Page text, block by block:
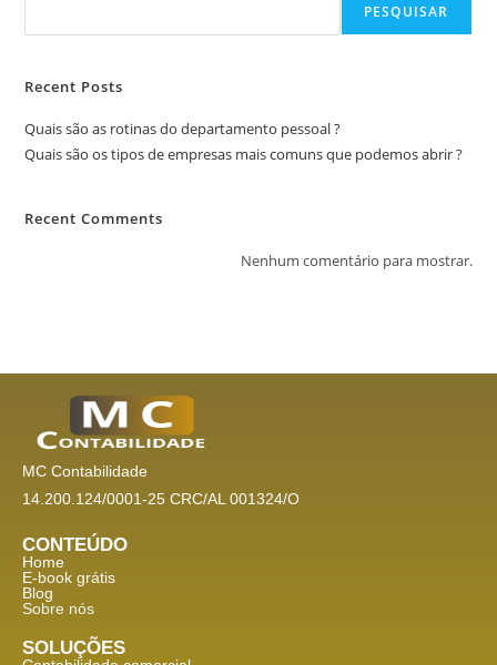
PESQUISAR
Recent Posts
Quais são as rotinas do departamento pessoal ?
Quais são os tipos de empresas mais comuns que podemos abrir ?
Recent Comments
Nenhum comentário para mostrar.
MC Contabilidade
14.200.124/0001-25 CRC/AL 001324/O
CONTEÚDO
Home
E-book grátis
Blog
Sobre nós
SOLUÇÕES